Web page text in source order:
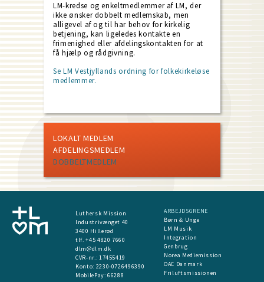
LM-kredse og enkeltmedlemmer af LM, der
ikke ønsker dobbelt medlemskab, men
alligevel af og til har behov for kirkelig
betjening, kan ligeledes kontakte en
frimenighed eller afdelingskontakten for at
få hjælp og rådgivning.
Se LM Vestjyllands ordning for folkekirkeløse
medlemmer.
LOKALT MEDLEM
AFDELINGSMEDLEM
DOBBELTMEDLEM
Luthersk Mission
Industrivænget 40
3400 Hillerød
tlf. +45 4820 7660
dlm@dlm.dk
CVR-nr.: 17455419
​Konto: 2230-0726496390
MobilePay:66288
ARBEJDSGRENE
Børn & Unge
LM Musik
Integration
Genbrug
Norea Mediemission
OAC Danmark
Friluftsmissionen